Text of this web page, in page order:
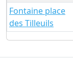
Fontaine place
des Tilleuils